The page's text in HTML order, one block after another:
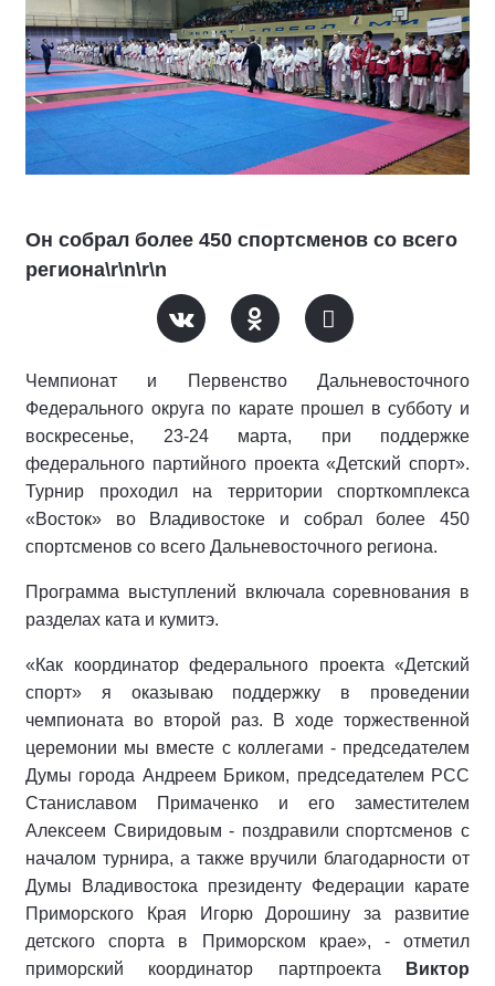
Он собрал более 450 спортсменов со всего
региона\r\n\r\n
Чемпионат и Первенство Дальневосточного
Федерального округа по карате прошел в субботу и
воскресенье, 23-24 марта, при поддержке
федерального партийного проекта «Детский спорт».
Турнир проходил на территории спорткомплекса
«Восток» во Владивостоке и собрал более 450
спортсменов со всего Дальневосточного региона.
Программа выступлений включала соревнования в
разделах ката и кумитэ.
«Как координатор федерального проекта «Детский
спорт» я оказываю поддержку в проведении
чемпионата во второй раз. В ходе торжественной
церемонии мы вместе с коллегами - председателем
Думы города Андреем Бриком, председателем РСС
Станиславом Примаченко и его заместителем
Алексеем Свиридовым - поздравили спортсменов с
началом турнира, а также вручили благодарности от
Думы Владивостока президенту Федерации карате
Приморского Края Игорю Дорошину за развитие
детского спорта в Приморском крае», - отметил
приморский координатор партпроекта
Виктор